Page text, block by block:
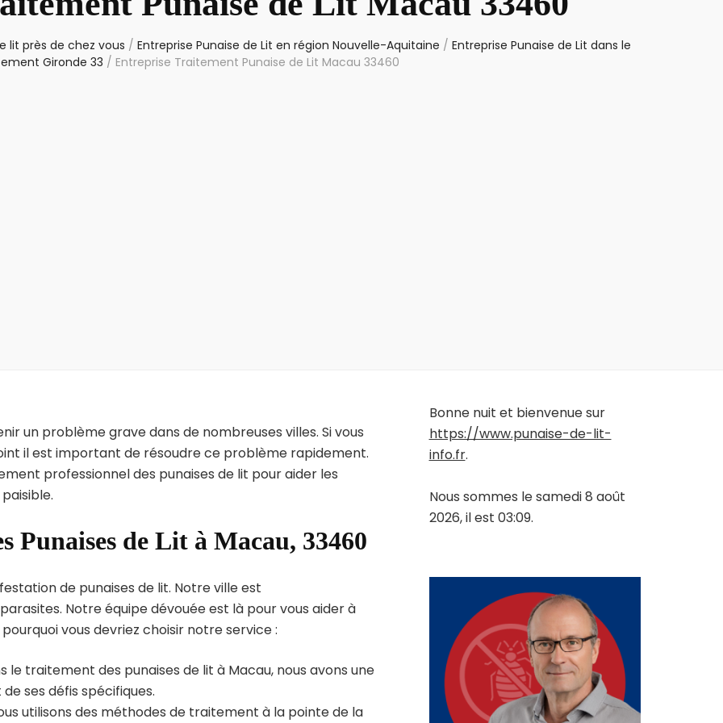
lit près de chez vous / Entreprise Punaise de Lit en région Nouvelle-Aquitaine / Entreprise Punaise de Lit dans le
Gironde 33 / Entreprise Traitement Punaise de Lit Macau 33460
un problème grave dans de nombreuses villes. Si vous
il est important de résoudre ce problème rapidement.
professionnel des punaises de lit pour aider les
Punaises de Lit à Macau, 33460
de punaises de lit. Notre ville est
Notre équipe dévouée est là pour vous aider à
vous devriez choisir notre service :
le traitement des punaises de lit à Macau, nous avons une
ses défis spécifiques.
utilisons des méthodes de traitement à la pointe de la
Bonne nuit et bienvenue sur
https://www.punaise-de-lit-
info.fr.
Nous sommes le samedi 8 août
2026, il est 03:09.